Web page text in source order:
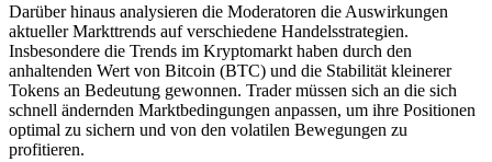
Darüber hinaus analysieren die Moderatoren die Auswirkungen
aktueller Markttrends auf verschiedene Handelsstrategien.
Insbesondere die Trends im Kryptomarkt haben durch den
anhaltenden Wert von Bitcoin (BTC) und die Stabilität kleinerer
Tokens an Bedeutung gewonnen. Trader müssen sich an die sich
schnell ändernden Marktbedingungen anpassen, um ihre Positionen
optimal zu sichern und von den volatilen Bewegungen zu
profitieren.